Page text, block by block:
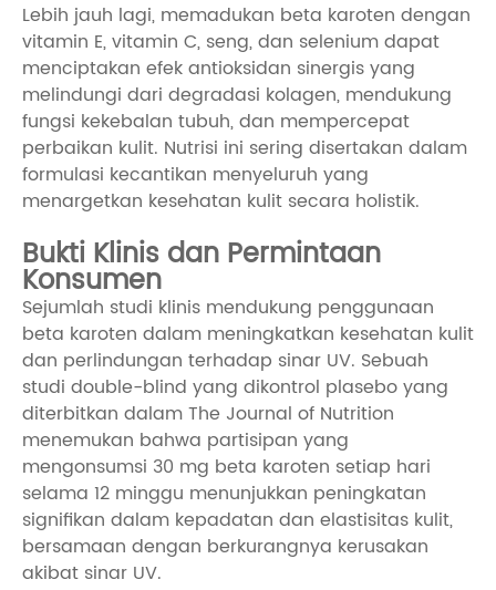
Lebih jauh lagi, memadukan beta karoten dengan
vitamin E, vitamin C, seng, dan selenium dapat
menciptakan efek antioksidan sinergis yang
melindungi dari degradasi kolagen, mendukung
fungsi kekebalan tubuh, dan mempercepat
perbaikan kulit. Nutrisi ini sering disertakan dalam
formulasi kecantikan menyeluruh yang
menargetkan kesehatan kulit secara holistik.
Bukti Klinis dan Permintaan
Konsumen
Sejumlah studi klinis mendukung penggunaan
beta karoten dalam meningkatkan kesehatan kulit
dan perlindungan terhadap sinar UV. Sebuah
studi double-blind yang dikontrol plasebo yang
diterbitkan dalam The Journal of Nutrition
menemukan bahwa partisipan yang
mengonsumsi 30 mg beta karoten setiap hari
selama 12 minggu menunjukkan peningkatan
signifikan dalam kepadatan dan elastisitas kulit,
bersamaan dengan berkurangnya kerusakan
akibat sinar UV.